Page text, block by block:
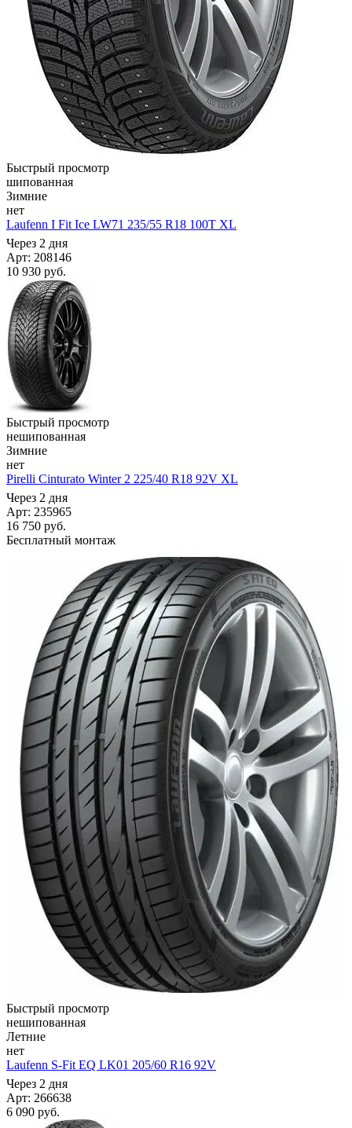
Быстрый просмотр
шипованная
Зимние
нет
Laufenn I Fit Ice LW71 235/55 R18 100T XL
Через 2 дня
Арт: 208146
10 930 руб.
Быстрый просмотр
нешипованная
Зимние
нет
Pirelli Cinturato Winter 2 225/40 R18 92V XL
Через 2 дня
Арт: 235965
16 750 руб.
Бесплатный монтаж
Быстрый просмотр
нешипованная
Летние
нет
Laufenn S-Fit EQ LK01 205/60 R16 92V
Через 2 дня
Арт: 266638
6 090 руб.